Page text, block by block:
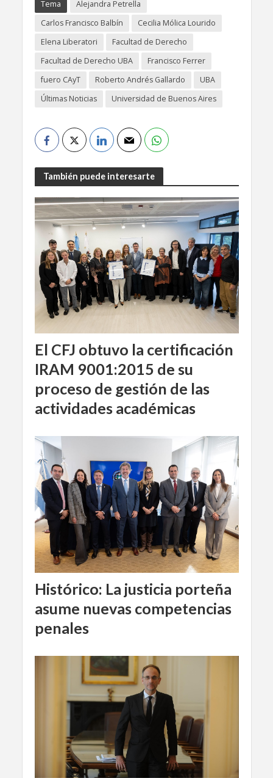
Tema
Alejandra Petrella
Carlos Francisco Balbín
Cecilia Mólica Lourido
Elena Liberatori
Facultad de Derecho
Facultad de Derecho UBA
Francisco Ferrer
fuero CAyT
Roberto Andrés Gallardo
UBA
Últimas Noticias
Universidad de Buenos Aires
También puede interesarte
El CFJ obtuvo la certificación
IRAM 9001:2015 de su
proceso de gestión de las
actividades académicas
Histórico: La justicia porteña
asume nuevas competencias
penales